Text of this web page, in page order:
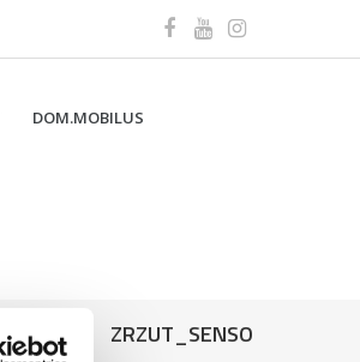
DOM.MOBILUS
ZRZUT_SENSO